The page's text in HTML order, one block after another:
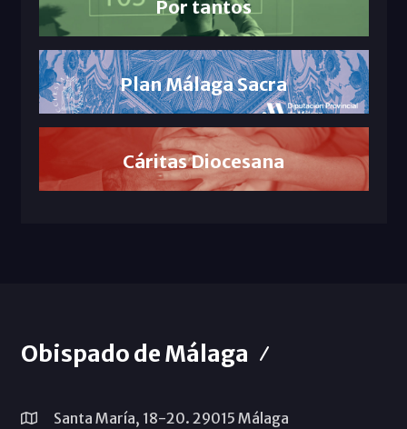
Por tantos
Plan Málaga Sacra
Cáritas Diocesana
Obispado de Málaga
Santa María, 18-20. 29015 Málaga